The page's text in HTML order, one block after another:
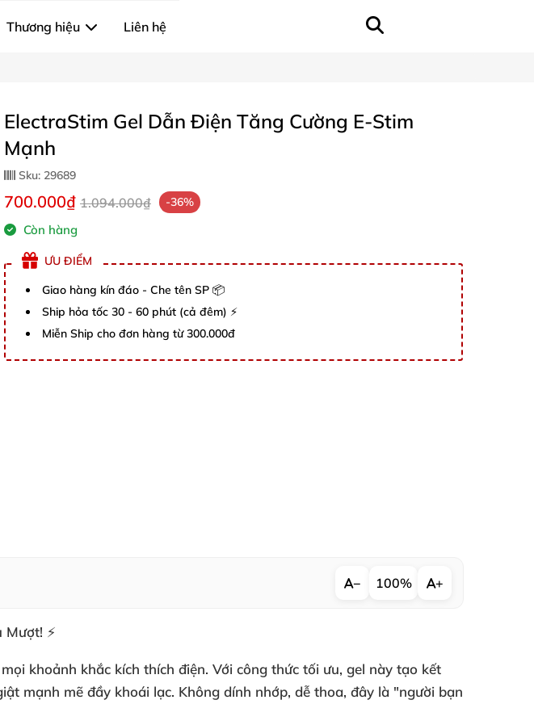
Thương hiệu Liên hệ
ElectraStim Gel Dẫn Điện Tăng Cường E-Stim
Mạnh
Sku: 29689
700.000₫ 1.094.000₫ -36%
Còn hàng
ƯU ĐIỂM
Giao hàng kín đáo - Che tên SP 📦
Ship hỏa tốc 30 - 60 phút (cả đêm) ⚡
Miễn Ship cho đơn hàng từ 300.000đ
− 100% +
⚡
khoảnh khắc kích thích điện. Với công thức tối ưu, gel này tạo kết
mạnh mẽ đầy khoái lạc. Không dính nhớp, dễ thoa, đây là "người bạn